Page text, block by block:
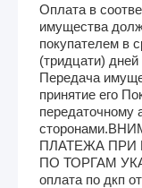
Оплата в
имущества
покупателем в
(тридцати)
Передача
принятие его
передаточному
ПЛАТЕЖА
ПО ТОРГАМ
оплата по дкп